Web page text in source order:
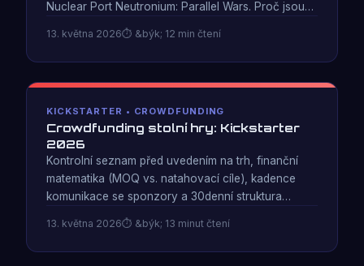
Nuclear Port Neutronium: Parallel Wars. Proč jsou
strategickým žánrem – a proč se některé enginy cítí
lépe než jiné.
13. května 2026 &býk; 12 min čtení
KICKSTARTER • CROWDFUNDING
Crowdfunding stolní hry: Kickstarter
2026
Kontrolní seznam před uvedením na trh, finanční
matematika (MOQ vs. natahovací cíle), kadence
komunikace se sponzory a 30denní struktura
Wars pro kampaň Kickstarter 2026.
13. května 2026 &býk; 13 minut čtení